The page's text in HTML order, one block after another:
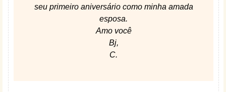
seu primeiro aniversário como minha amada
esposa.
Amo você
Bj,
C.